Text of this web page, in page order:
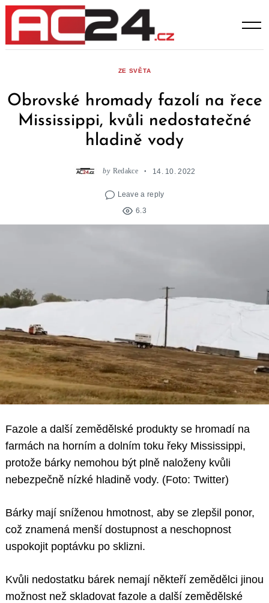
Skip
content
ZE SVĚTA
Obrovské hromady fazolí na řece
Mississippi, kvůli nedostatečné
hladině vody
by Redakce 14. 10. 2022
Leave a reply
6.3
Fazole a další zemědělské produkty se hromadí na
farmách na horním a dolním toku řeky Mississippi,
protože bárky nemohou být plně naloženy kvůli
nebezpečně nízké hladině vody. (Foto: Twitter)
Bárky mají sníženou hmotnost, aby se zlepšil ponor,
což znamená menší dostupnost a neschopnost
uspokojit poptávku po sklizni.
Kvůli nedostatku bárek nemají někteří zemědělci jinou
možnost než skladovat fazole a další zemědělské